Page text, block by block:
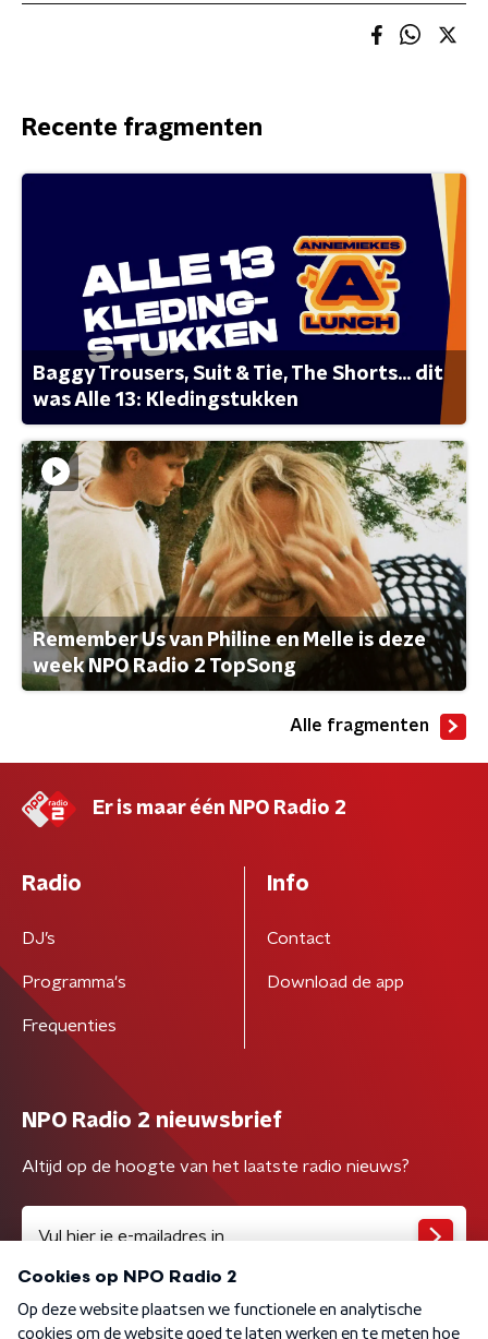
Recente fragmenten
Baggy Trousers, Suit & Tie, The Shorts... dit
was Alle 13: Kledingstukken
Remember Us van Philine en Melle is deze
week NPO Radio 2 TopSong
Alle fragmenten
Er is maar één NPO Radio 2
Radio
DJ’s
Programma's
Frequenties
Info
Contact
Download de app
NPO Radio 2 nieuwsbrief
Altijd op de hoogte van het laatste radio nieuws?